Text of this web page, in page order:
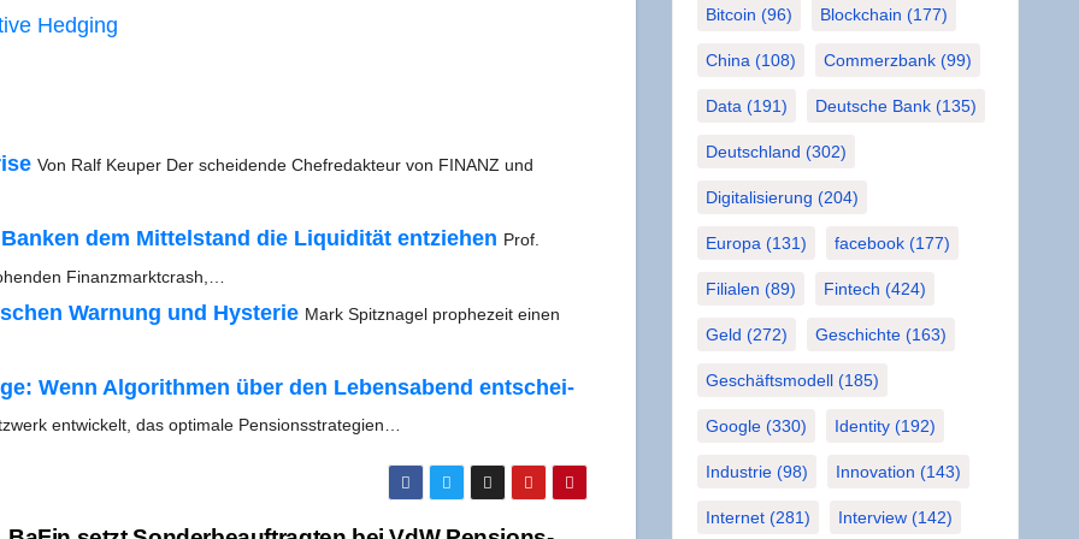
Hedging
Von Ralf Keu­per Der schei­den­de Chef­re­dak­teur von FINANZ und
dem Mit­tel­stand die Liqui­di­tät ent­zie­hen Prof.
Finanzmarktcrash,…
War­nung und Hys­te­rie Mark Spitz­na­gel pro­phe­zeit einen
Wenn Algo­rith­men über den Lebens­abend ent­schei­
ent­wi­ckelt, das opti­ma­le Pensionsstrategien…
Bitcoin (96) Blockchain (177)
China (108) Commerzbank(99)
Data (191) Deutsche Bank(135)
Deutschland (302)
Digitalisierung (204)
Europa (131) facebook(177)
Filialen (89) Fintech (424)
Geld (272) Geschichte(163)
Geschäftsmodell(185)
Google(330) Identity(192)
Industrie(98) Innovation (143)
Internet(281) Interview(142)